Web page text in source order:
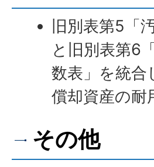
旧別表第5「
と旧別表第6
数表」を統合
償却資産の耐
その他